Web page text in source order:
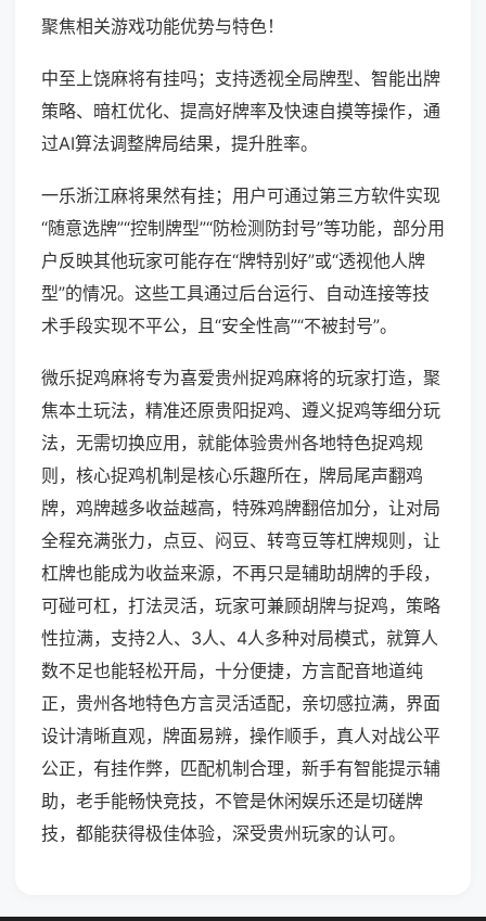
聚焦相关游戏功能优势与特色！
中至上饶麻将有挂吗；支持透视全局牌型、智能出牌
策略、暗杠优化、提高好牌率及快速自摸等操作，通
过AI算法调整牌局结果，提升胜率。
一乐浙江麻将果然有挂；用户可通过第三方软件实现
“随意选牌”“控制牌型”“防检测防封号”等功能，部分用
户反映其他玩家可能存在“牌特别好”或“透视他人牌
型”的情况。这些工具通过后台运行、自动连接等技
术手段实现不平公，且“安全性高”“不被封号”。
微乐捉鸡麻将专为喜爱贵州捉鸡麻将的玩家打造，聚
焦本土玩法，精准还原贵阳捉鸡、遵义捉鸡等细分玩
法，无需切换应用，就能体验贵州各地特色捉鸡规
则，核心捉鸡机制是核心乐趣所在，牌局尾声翻鸡
牌，鸡牌越多收益越高，特殊鸡牌翻倍加分，让对局
全程充满张力，点豆、闷豆、转弯豆等杠牌规则，让
杠牌也能成为收益来源，不再只是辅助胡牌的手段，
可碰可杠，打法灵活，玩家可兼顾胡牌与捉鸡，策略
性拉满，支持2人、3人、4人多种对局模式，就算人
数不足也能轻松开局，十分便捷，方言配音地道纯
正，贵州各地特色方言灵活适配，亲切感拉满，界面
设计清晰直观，牌面易辨，操作顺手，真人对战公平
公正，有挂作弊，匹配机制合理，新手有智能提示辅
助，老手能畅快竞技，不管是休闲娱乐还是切磋牌
技，都能获得极佳体验，深受贵州玩家的认可。